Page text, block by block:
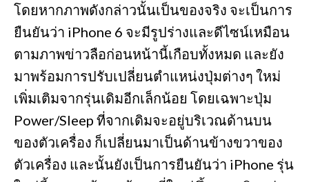
โดยหากภาพดังกล่าวนั้นเป็นของจริง จะเป็นการ
ยืนยันว่า iPhone 6 จะมีรูปร่างและดีไซน์เหมือน
ตามภาพข่าวลือก่อนหน้านี้เกือบทั้งหมด และยัง
มาพร้อมการปรับเปลี่ยนตำแหน่งปุ่มต่างๆ ใหม่
เพิ่มเติมจากรุ่นเดิมอีกเล็กน้อย โดยเฉพาะปุ่ม
Power/Sleep ที่จากเดิมจะอยู่บริเวณด้านบน
ของตัวเครื่อง ก็เปลี่ยนมาเป็นด้านข้างขวาของ
ตัวเครื่อง และนั้นยังเป็นการยืนยันว่า iPhone รุ่น